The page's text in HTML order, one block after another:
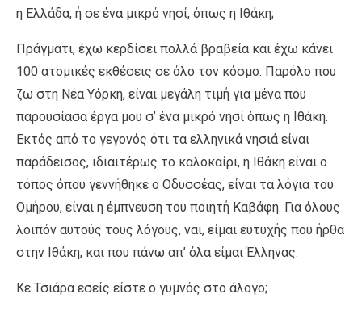
η Ελλάδα, ή σε ένα μικρό νησί, όπως η Ιθάκη;
Πράγματι, έχω κερδίσει πολλά βραβεία και έχω κάνει
100 ατομικές εκθέσεις σε όλο τον κόσμο. Παρόλο που
ζω στη Νέα Υόρκη, είναι μεγάλη τιμή για μένα που
παρουσίασα έργα μου σ’ ένα μικρό νησί όπως η Ιθάκη.
Εκτός από το γεγονός ότι τα ελληνικά νησιά είναι
παράδεισος, ιδιαιτέρως το καλοκαίρι, η Ιθάκη είναι ο
τόπος όπου γεννήθηκε ο Οδυσσέας, είναι τα λόγια του
Ομήρου, είναι η έμπνευση του ποιητή Καβάφη. Για όλους
λοιπόν αυτούς τους λόγους, ναι, είμαι ευτυχής που ήρθα
στην Ιθάκη, και που πάνω απ’ όλα είμαι Έλληνας.
Κε Τσιάρα εσείς είστε ο γυμνός στο άλογο;